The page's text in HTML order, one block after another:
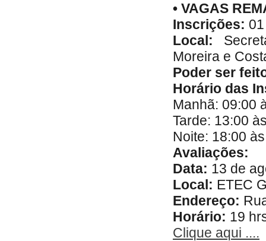
• VAGAS
Inscrições:
Local:
Moreira e
Poder ser
Horário das
Manhã: 09:00
Tarde: 13:00
Noite: 18:00
Avaliações:
Data: 13 de
Local: ETEC
Endereço:
Horário: 19
Clique aqui ....